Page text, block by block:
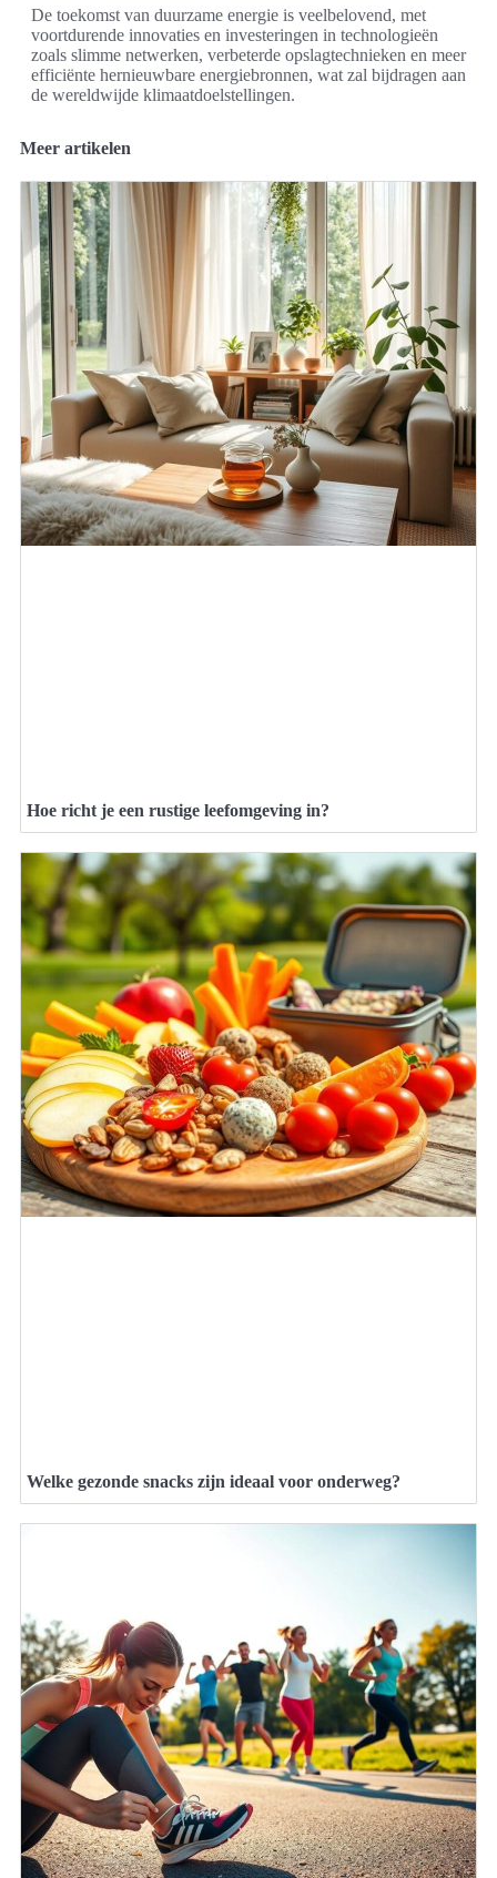
De toekomst van duurzame energie is veelbelovend, met
voortdurende innovaties en investeringen in technologieën
zoals slimme netwerken, verbeterde opslagtechnieken en meer
efficiënte hernieuwbare energiebronnen, wat zal bijdragen aan
de wereldwijde klimaatdoelstellingen.
Meer artikelen
Hoe richt je een rustige leefomgeving in?
Welke gezonde snacks zijn ideaal voor onderweg?